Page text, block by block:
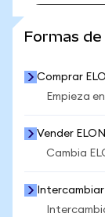
Formas de
Comprar
Empieza
Vender ELON
Cambia
Intercambiar